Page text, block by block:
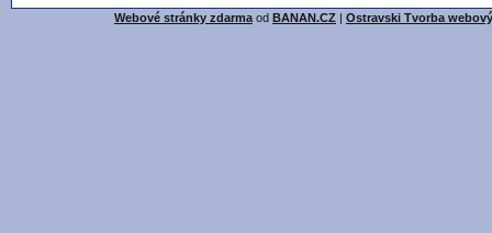
Webové stránky zdarma od BANAN.CZ | Ostravski Tvorba